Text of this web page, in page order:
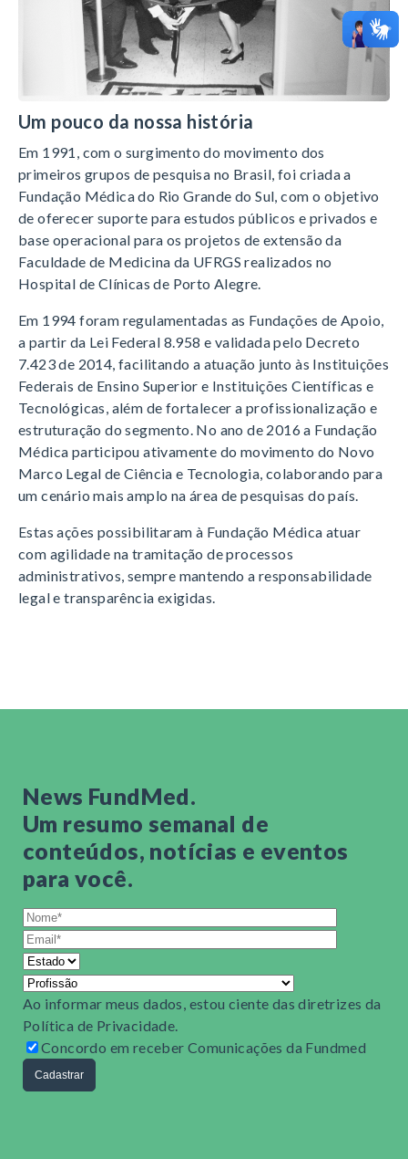
Um pouco da nossa história
Em 1991, com o surgimento do movimento dos
primeiros grupos de pesquisa no Brasil, foi criada a
Fundação Médica do Rio Grande do Sul, com o objetivo
de oferecer suporte para estudos públicos e privados e
base operacional para os projetos de extensão da
Faculdade de Medicina da UFRGS realizados no
Hospital de Clínicas de Porto Alegre.
Em 1994 foram regulamentadas as Fundações de Apoio,
a partir da Lei Federal 8.958 e validada pelo Decreto
7.423 de 2014, facilitando a atuação junto às Instituições
Federais de Ensino Superior e Instituições Científicas e
Tecnológicas, além de fortalecer a profissionalização e
estruturação do segmento. No ano de 2016 a Fundação
Médica participou ativamente do movimento do Novo
Marco Legal de Ciência e Tecnologia, colaborando para
um cenário mais amplo na área de pesquisas do país.
Estas ações possibilitaram à Fundação Médica atuar
com agilidade na tramitação de processos
administrativos, sempre mantendo a responsabilidade
legal e transparência exigidas.
News FundMed.
Um resumo semanal de
conteúdos, notícias e eventos
para você.
Ao informar meus dados, estou ciente das diretrizes da
Política de Privacidade.
Concordo em receber Comunicações da Fundmed